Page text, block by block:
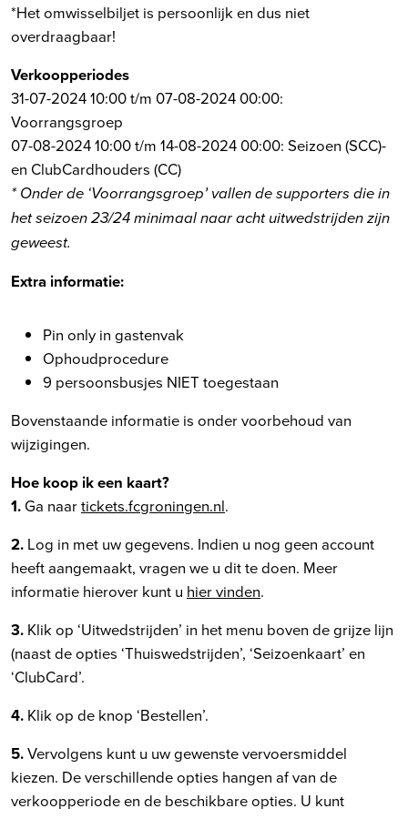
*Het omwisselbiljet is persoonlijk en dus niet
overdraagbaar!
Verkoopperiodes
31-07-2024 10:00 t/m 07-08-2024 00:00:
Voorrangsgroep
07-08-2024 10:00 t/m 14-08-2024 00:00: Seizoen (SCC)-
en ClubCardhouders (CC)
* Onder de ‘Voorrangsgroep’ vallen de supporters die in
het seizoen 23/24 minimaal naar acht uitwedstrijden zijn
geweest.
Extra informatie:
Pin only in gastenvak
Ophoudprocedure
9 persoonsbusjes NIET toegestaan
Bovenstaande informatie is onder voorbehoud van
wijzigingen.
Hoe koop ik een kaart?
1. Ga naartickets.fcgroningen.nl.
2. Log in met uw gegevens. Indien u nog geen account
heeft aangemaakt, vragen we u dit te doen. Meer
informatie hierover kunt u hier vinden.
3. Klik op ‘Uitwedstrijden’ in het menu boven de grijze lijn
(naast de opties ‘Thuiswedstrijden’, ‘Seizoenkaart’ en
‘ClubCard’.
4. Klik op de knop ‘Bestellen’.
5.Vervolgens kunt u uw gewenste vervoersmiddel
kiezen. De verschillende opties hangen af van de
verkoopperiode en de beschikbare opties. U kunt